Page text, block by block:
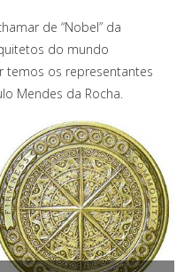
de “Nobel” da
do mundo
temos os representantes
Mendes da Rocha.